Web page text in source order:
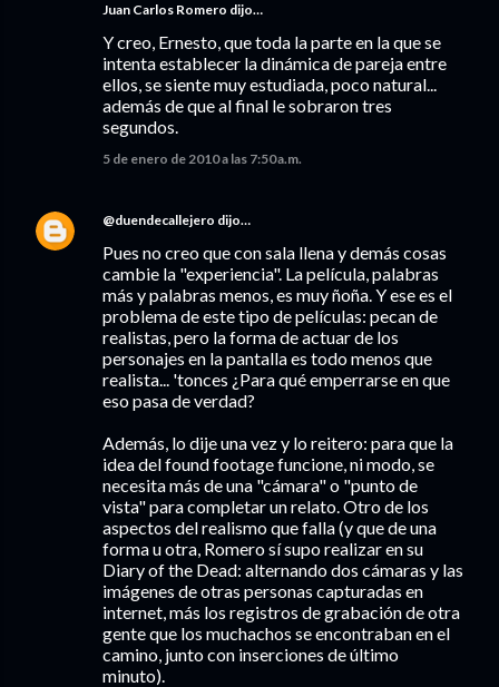
Juan Carlos Romero dijo…
Y creo, Ernesto, que toda la parte en la que se
intenta establecer la dinámica de pareja entre
ellos, se siente muy estudiada, poco natural...
además de que al final le sobraron tres
segundos.
5 de enero de 2010 a las 7:50 a.m.
@duendecallejero dijo…
Pues no creo que con sala llena y demás cosas
cambie la "experiencia". La película, palabras
más y palabras menos, es muy ñoña. Y ese es el
problema de este tipo de películas: pecan de
realistas, pero la forma de actuar de los
personajes en la pantalla es todo menos que
realista... 'tonces ¿Para qué emperrarse en que
eso pasa de verdad?
Además, lo dije una vez y lo reitero: para que la
idea del found footage funcione, ni modo, se
necesita más de una "cámara" o "punto de
vista" para completar un relato. Otro de los
aspectos del realismo que falla (y que de una
forma u otra, Romero sí supo realizar en su
Diary of the Dead: alternando dos cámaras y las
imágenes de otras personas capturadas en
internet, más los registros de grabación de otra
gente que los muchachos se encontraban en el
camino, junto con inserciones de último
minuto).